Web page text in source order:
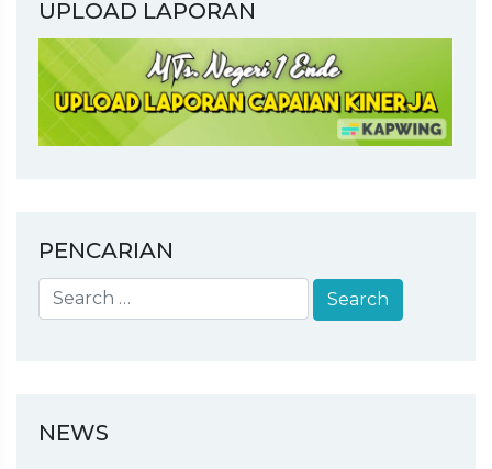
UPLOAD LAPORAN
PENCARIAN
NEWS